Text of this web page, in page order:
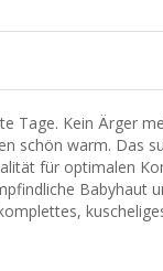
Tage. Kein Ärger
schön warm. Das
für optimalen
Babyhaut